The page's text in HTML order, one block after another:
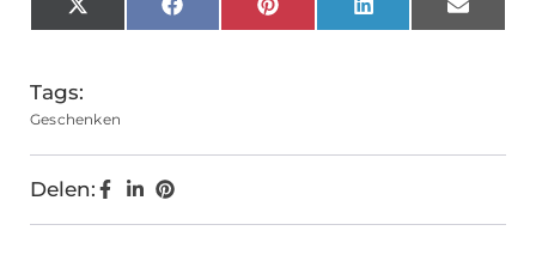
X
(Twitter)
FacebookPinterestLinkedInEmail
Tags:
Geschenken
Delen: